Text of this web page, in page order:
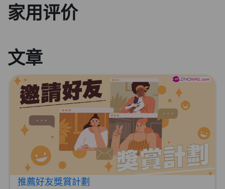
HKD$145
HKD$145
家用评价
文章
推薦好友獎賞計劃